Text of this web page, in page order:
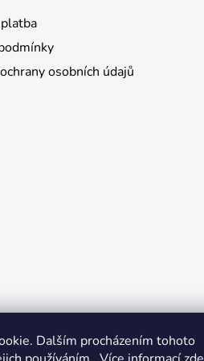
Dalším procházením tohoto
osobních údajů